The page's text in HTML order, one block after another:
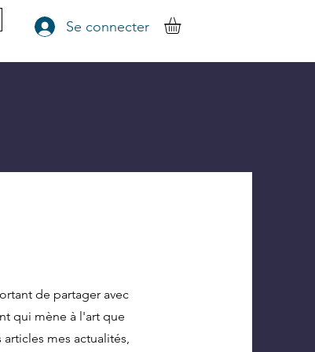
Se connecter
de partager avec
qui mène à l'art que
mes actualités,